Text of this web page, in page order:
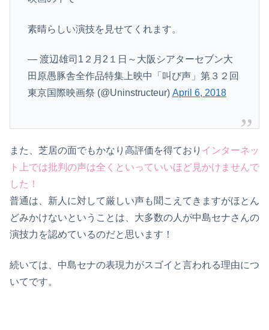
素晴らしい演技を見せてくれます。
— 渡辺雄司1２月2１日～大阪シアターセブン大
田原愚豚舎全作品特集上映中「叫び声」第３２回
東京国際映画祭 (@Uninstructeur) April 6, 2018
また、芝居の面でもかなり高評価を得ており インターネッ
ト上では批判の声は全くといっていいほど見かけませんで
した！
普通は、新人に対して厳しい声も聞こえてきますがほとん
どみかけないということは、大多数の人が中島セナさんの
演技力を認めているのだと思います！
続いては、中島セナの表現力がスゴイと言われる理由につ
いてです。